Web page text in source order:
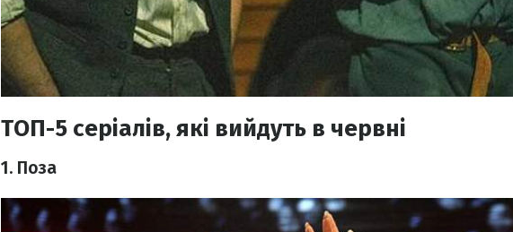
ТОП-5 серіалів, які вийдуть в червні
1. Поза